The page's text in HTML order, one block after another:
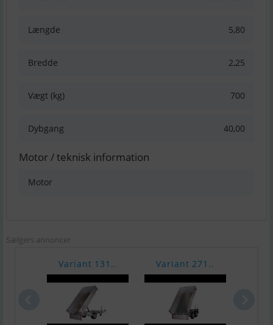
Længde 5,80
Bredde 2,25
Vægt (kg) 700
Dybgang 40,00
Motor / teknisk information
Motor
Sælgers annoncer
Variant 131.. Variant 271..